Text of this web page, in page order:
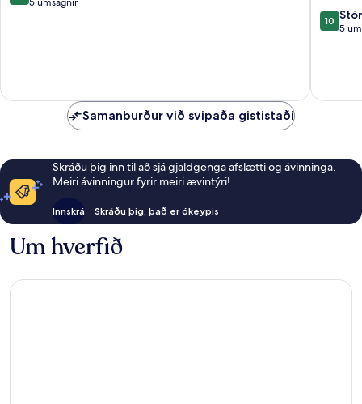
10.0
af
10
5
Samanburður við svipaða gististaði
Skráðu þig inn til að sjá gjaldgenga afslætti og ávinninga.
Meiri ávinningur fyrir meiri ævintýri!
Innskrá Skráðu þig, það er ókeypis
Um hverfið